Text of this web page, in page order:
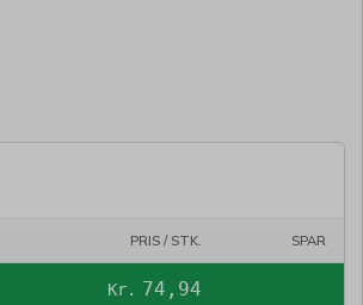
PRIS / STK. SPAR
Kr. 74,94